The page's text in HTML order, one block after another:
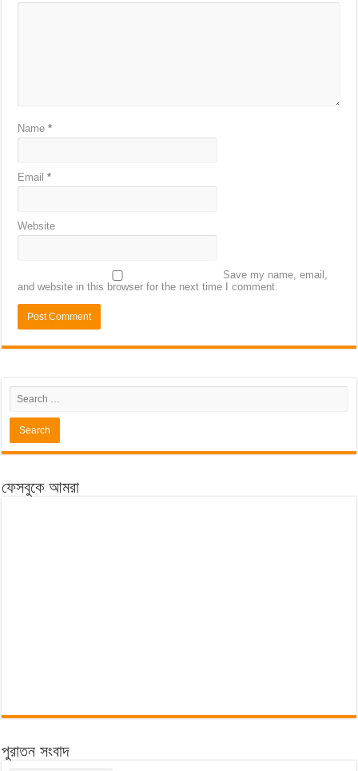
Name*
Email*
Website
Save my name, email,
and website in this browser for the next time I comment.
ফেসবুকে আমরা
পুরাতন সংবাদ